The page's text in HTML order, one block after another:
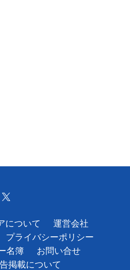
について
運営会社
プライバシーポリシー
名簿
お問い合せ
掲載について